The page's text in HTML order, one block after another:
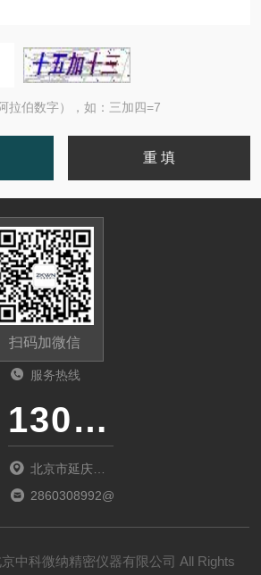
拉伯数字），如：三加四=7
扫码加微信
服务热线
13011285763
北京市延庆区
中关村延庆园
2860308992@qq.com
中科微纳精密仪器有限公司 All Rights